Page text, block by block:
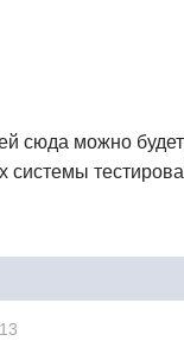
сюда можно
системы